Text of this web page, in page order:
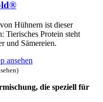
Hühnern ist dieser
Tierisches Protein steht
und Sämereien.
ansehen
die speziell für